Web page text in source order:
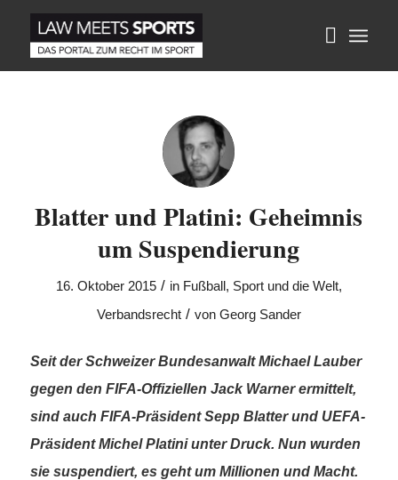
Blatter und Platini: Geheimnis
um Suspendierung
16. Oktober 2015 / in Fußball , Sport und die Welt,
Verbandsrecht / von Georg Sander
Seit der Schweizer Bundesanwalt Michael Lauber
gegen den FIFA-Offiziellen Jack Warner ermittelt,
sind auch FIFA-Präsident Sepp Blatter und UEFA-
Präsident Michel Platini unter Druck. Nun wurden
sie suspendiert, es geht um Millionen und Macht.